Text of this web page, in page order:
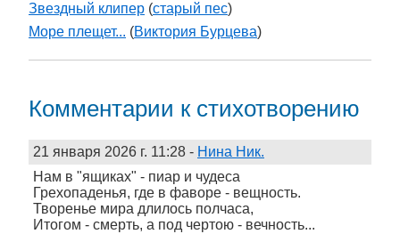
Звездный клипер (старый пес)
Море плещет... (Виктория Бурцева)
Комментарии к стихотворению
21 января 2026 г. 11:28 - Нина Ник.
Нам в "ящиках" - пиар и чудеса
Грехопаденья, где в фаворе - вещность.
Творенье мира длилось полчаса,
Итогом - смерть, а под чертою - вечность...